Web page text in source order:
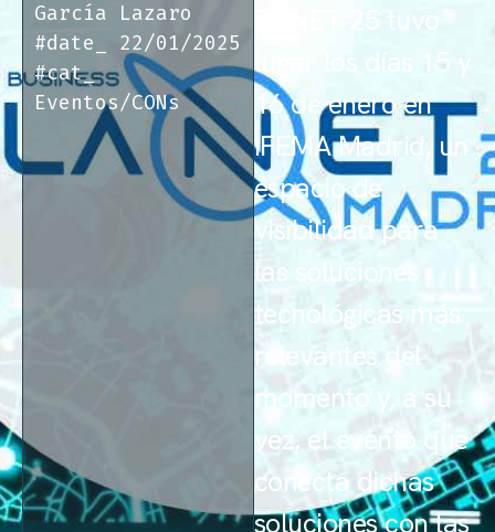
García Lazaro
#date_
22/01/2025
#cat_
Eventos/CONs
PlaNET 25 tuvo
lugar los días 15 y
16 de enero en
IFEMA Madrid, un
espacio de
visibilidad para
las soluciones
tecnológicas más
relevantes del
momento y, a su
vez, el evento que
conecta dichas
soluciones con las